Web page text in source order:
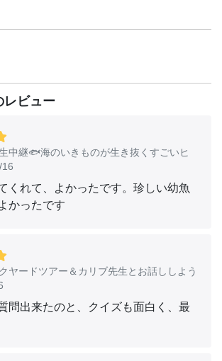
ぎな図書館と魔王グライモン』担当編
。こどもの本や、こども実用・教育の本
ターズ」シリーズって？】
シリーズ』・廣嶋玲子×1,500万部『鬼
実の強力タッグが贈る「本がどんどん
んでいる名作たちが、魔王によってメチ
ゃった！世界の物語を守るふしぎな「世
書・ストーリーマスターといっしょに、
謎解きの旅にでかけよう！
の「ふしぎな図書館と魔王グライモン」
special/story_masters
館と消えた西遊記』はどんなお話？】
躍する西遊記の冒険が、世界から消えち
ライモンにさらわれた仲間を助けるため
レビュー
中継🐟海のいきものが生き抜くすごいヒ
くれて、よかったです。珍しい幼魚
かったです
ヤードツアー＆カリブ先生とお話ししよう
問出来たのと、クイズも面白く、最